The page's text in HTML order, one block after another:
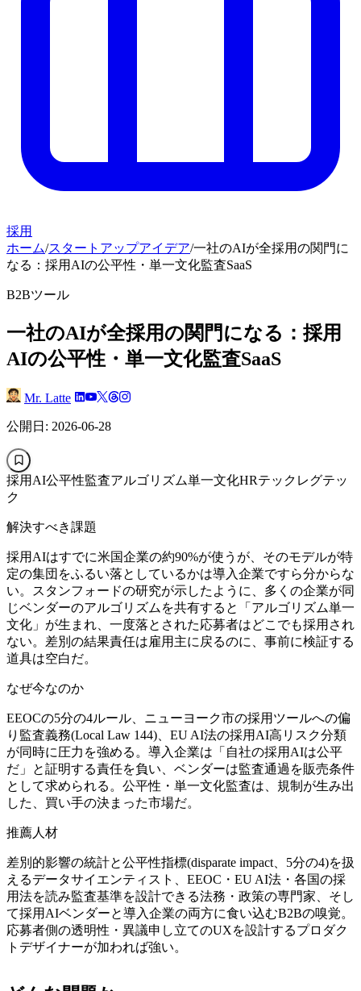
採用
ホーム/スタートアップアイデア/一社のAIが全採用の関門に
なる：採用AIの公平性・単一文化監査SaaS
B2Bツール
一社のAIが全採用の関門になる：採用
AIの公平性・単一文化監査SaaS
Mr. Latte
公開日: 2026-06-28
採用AI公平性監査アルゴリズム単一文化HRテック レグテッ
ク
解決すべき課題
採用AIはすでに米国企業の約90%が使うが、そのモデルが特
定の集団をふるい落としているかは導入企業ですら分からな
い。スタンフォードの研究が示したように、多くの企業が同
じベンダーのアルゴリズムを共有すると「アルゴリズム単一
文化」が生まれ、一度落とされた応募者はどこでも採用され
ない。差別の結果責任は雇用主に戻るのに、事前に検証する
道具は空白だ。
なぜ今なのか
EEOCの5分の4ルール、ニューヨーク市の採用ツールへの偏
り監査義務(Local Law 144)、EU AI法の採用AI高リスク分類
が同時に圧力を強める。導入企業は「自社の採用AIは公平
だ」と証明する責任を負い、ベンダーは監査通過を販売条件
として求められる。公平性・単一文化監査は、規制が生み出
した、買い手の決まった市場だ。
推薦人材
差別的影響の統計と公平性指標(disparate impact、5分の4)を扱
えるデータサイエンティスト、EEOC・EU AI法・各国の採
用法を読み監査基準を設計できる法務・政策の専門家、そし
て採用AIベンダーと導入企業の両方に食い込むB2Bの嗅覚。
応募者側の透明性・異議申し立てのUXを設計するプロダク
トデザイナーが加われば強い。